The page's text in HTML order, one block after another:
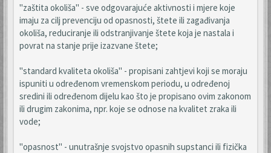
"zaštita okoliša" - sve odgovarajuće aktivnosti i mjere koje
imaju za cilj prevenciju od opasnosti, štete ili zagađivanja
okoliša, reduciranje ili odstranjivanje štete koja je nastala i
povrat na stanje prije izazvane štete;
"standard kvaliteta okoliša" - propisani zahtjevi koji se moraju
ispuniti u određenom vremenskom periodu, u određenoj
sredini ili određenom dijelu kao što je propisano ovim zakonom
ili drugim zakonima, npr. koje se odnose na kvalitet zraka ili
vode;
"opasnost" - unutrašnje svojstvo opasnih supstanci ili fizička